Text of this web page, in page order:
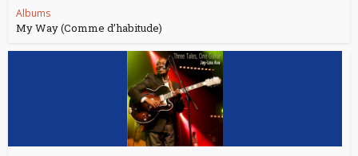
Albums
My Way (Comme d’habitude)